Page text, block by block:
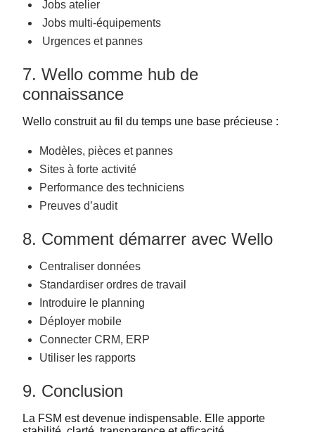
Jobs atelier
Jobs multi-équipements
Urgences et pannes
7. Wello comme hub de
connaissance
Wello construit au fil du temps une base précieuse :
Modèles, pièces et pannes
Sites à forte activité
Performance des techniciens
Preuves d’audit
8. Comment démarrer avec Wello
Centraliser données
Standardiser ordres de travail
Introduire le planning
Déployer mobile
Connecter CRM, ERP
Utiliser les rapports
9. Conclusion
La FSM est devenue indispensable. Elle apporte